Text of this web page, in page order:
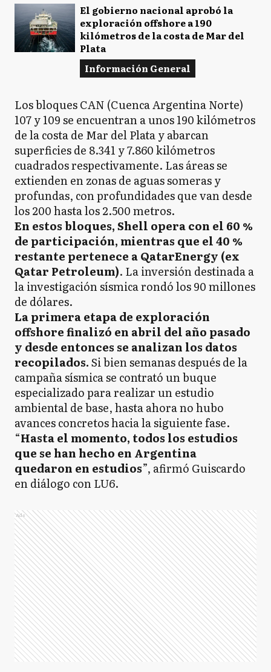
El gobierno nacional aprobó la
exploración offshore a 190
kilómetros de la costa de Mar del
Plata
Información General
Los bloques CAN (Cuenca Argentina Norte)
107 y 109 se encuentran a unos 190 kilómetros
de la costa de Mar del Plata y abarcan
superficies de 8.341 y 7.860 kilómetros
cuadrados respectivamente. Las áreas se
extienden en zonas de aguas someras y
profundas, con profundidades que van desde
los 200 hasta los 2.500 metros.
En estos bloques, Shell opera con el 60 %
de participación, mientras que el 40 %
restante pertenece a QatarEnergy (ex
Qatar Petroleum). La inversión destinada a
la investigación sísmica rondó los 90 millones
de dólares.
La primera etapa de exploración
offshore finalizó en abril del año pasado
y desde entonces se analizan los datos
recopilados.Si bien semanas después de la
campaña sísmica se contrató un buque
especializado para realizar un estudio
ambiental de base, hasta ahora no hubo
avances concretos hacia la siguiente fase.
“Hasta el momento, todos los estudios
que se han hecho en Argentina
quedaron en estudios”, afirmó Guiscardo
en diálogo con LU6.
Ads